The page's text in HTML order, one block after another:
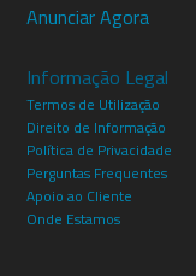
Anunciar Agora
Informação Legal
Termos de Utilização
Direito de Informação
Política de Privacidade
Perguntas Frequentes
Apoio ao Cliente
Onde Estamos